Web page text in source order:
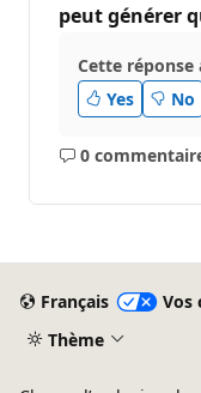
peut générer
Cette réponse
Yes
No
0
Aucun
Français
Vos
Thème